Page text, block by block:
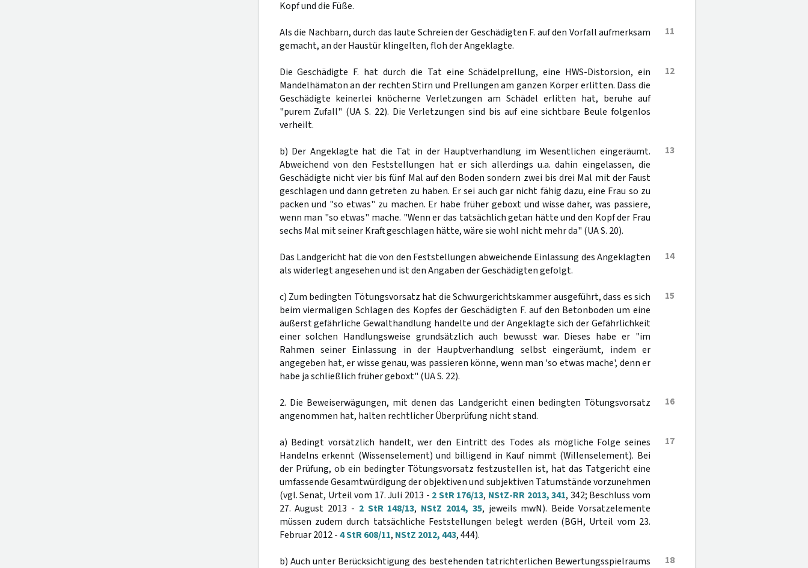
Kopf und die Füße.
11
Als die Nachbarn, durch das laute Schreien der Geschädigten F. auf den Vorfall aufmerksam
gemacht, an der Haustür klingelten, floh der Angeklagte.
12
Die Geschädigte F. hat durch die Tat eine Schädelprellung, eine HWS-Distorsion, ein
Mandelhämaton an der rechten Stirn und Prellungen am ganzen Körper erlitten. Dass die
Geschädigte keinerlei knöcherne Verletzungen am Schädel erlitten hat, beruhe auf
"purem Zufall" (UA S. 22). Die Verletzungen sind bis auf eine sichtbare Beule folgenlos
verheilt.
13
b) Der Angeklagte hat die Tat in der Hauptverhandlung im Wesentlichen eingeräumt.
Abweichend von den Feststellungen hat er sich allerdings u.a. dahin eingelassen, die
Geschädigte nicht vier bis fünf Mal auf den Boden sondern zwei bis drei Mal mit der Faust
geschlagen und dann getreten zu haben. Er sei auch gar nicht fähig dazu, eine Frau so zu
packen und "so etwas" zu machen. Er habe früher geboxt und wisse daher, was passiere,
wenn man "so etwas" mache. "Wenn er das tatsächlich getan hätte und den Kopf der Frau
sechs Mal mit seiner Kraft geschlagen hätte, wäre sie wohl nicht mehr da" (UA S. 20).
14
Das Landgericht hat die von den Feststellungen abweichende Einlassung des Angeklagten
als widerlegt angesehen und ist den Angaben der Geschädigten gefolgt.
15
c) Zum bedingten Tötungsvorsatz hat die Schwurgerichtskammer ausgeführt, dass es sich
beim viermaligen Schlagen des Kopfes der Geschädigten F. auf den Betonboden um eine
äußerst gefährliche Gewalthandlung handelte und der Angeklagte sich der Gefährlichkeit
einer solchen Handlungsweise grundsätzlich auch bewusst war. Dieses habe er "im
Rahmen seiner Einlassung in der Hauptverhandlung selbst eingeräumt, indem er
angegeben hat, er wisse genau, was passieren könne, wenn man 'so etwas mache', denn er
habe ja schließlich früher geboxt" (UA S. 22).
16
2. Die Beweiserwägungen, mit denen das Landgericht einen bedingten Tötungsvorsatz
angenommen hat, halten rechtlicher Überprüfung nicht stand.
17
a) Bedingt vorsätzlich handelt, wer den Eintritt des Todes als mögliche Folge seines
Handelns erkennt (Wissenselement) und billigend in Kauf nimmt (Willenselement). Bei
der Prüfung, ob ein bedingter Tötungsvorsatz festzustellen ist, hat das Tatgericht eine
umfassende Gesamtwürdigung der objektiven und subjektiven Tatumstände vorzunehmen
(vgl. Senat, Urteil vom 17. Juli 2013 - 2 StR 176/13, NStZ-RR 2013, 341, 342; Beschluss vom
27. August 2013 - 2 StR 148/13, NStZ 2014, 35, jeweils mwN). Beide Vorsatzelemente
müssen zudem durch tatsächliche Feststellungen belegt werden (BGH, Urteil vom 23.
Februar 2012 -4 StR 608/11, NStZ 2012, 443, 444).
18
b) Auch unter Berücksichtigung des bestehenden tatrichterlichen Bewertungsspielraums